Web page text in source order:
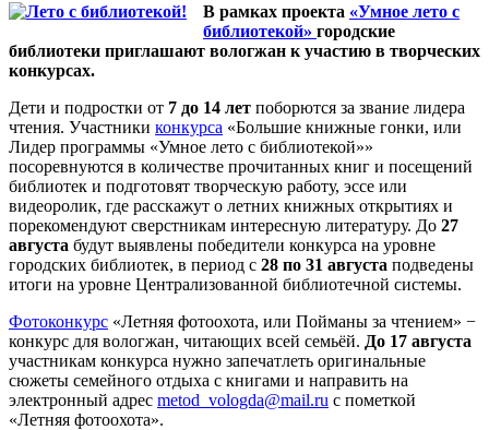
В рамках проекта «Умное лето с
библиотекой» городские
библиотеки приглашают вологжан к участию в творческих
конкурсах.
Дети и подростки от 7 до 14 лет поборются за звание лидера
чтения. Участники конкурса «Большие книжные гонки, или
Лидер программы «Умное лето с библиотекой»»
посоревнуются в количестве прочитанных книг и посещений
библиотек и подготовят творческую работу, эссе или
видеоролик, где расскажут о летних книжных открытиях и
порекомендуют сверстникам интересную литературу. До 27
августа будут выявлены победители конкурса на уровне
городских библиотек, в период с 28 по 31 августа подведены
итоги на уровне Централизованной библиотечной системы.
Фотоконкурс «Летняя фотоохота, или Пойманы за чтением» −
конкурс для вологжан, читающих всей семьёй. До 17 августа
участникам конкурса нужно запечатлеть оригинальные
сюжеты семейного отдыха с книгами и направить на
электронный адрес metod_vologda@mail.ru с пометкой
«Летняя фотоохота».